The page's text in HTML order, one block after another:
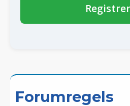
Forumregels